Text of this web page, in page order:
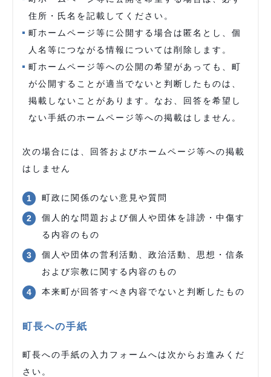
住所・氏名を記載してください。
町ホームページ等に公開する場合は匿名とし、個
人名等につながる情報については削除します。
町ホームページ等への公開の希望があっても、町
が公開することが適当でないと判断したものは、
掲載しないことがあります。なお、回答を希望し
ない手紙のホームページ等への掲載はしません。
次の場合には、回答およびホームページ等への掲載
はしません
町政に関係のない意見や質問
個人的な問題および個人や団体を誹謗・中傷す
る内容のもの
個人や団体の営利活動、政治活動、思想・信条
および宗教に関する内容のもの
本来町が回答すべき内容でないと判断したもの
町長への手紙
町長への手紙の入力フォームへは次からお進みくだ
さい。